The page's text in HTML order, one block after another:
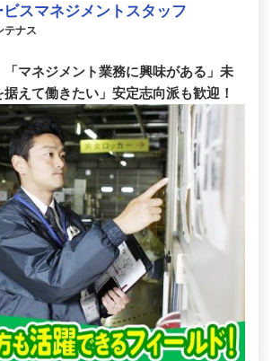
スマネジメントスタッフ
テナス
「マネジメント業務に興味がある」未
えて働きたい」安定志向派も歓迎！